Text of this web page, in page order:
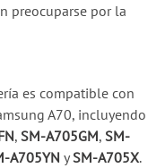
preocuparse por la
es compatible con
A70, incluyendo
, SM-A705GM, SM-
A705YN ySM-A705X.